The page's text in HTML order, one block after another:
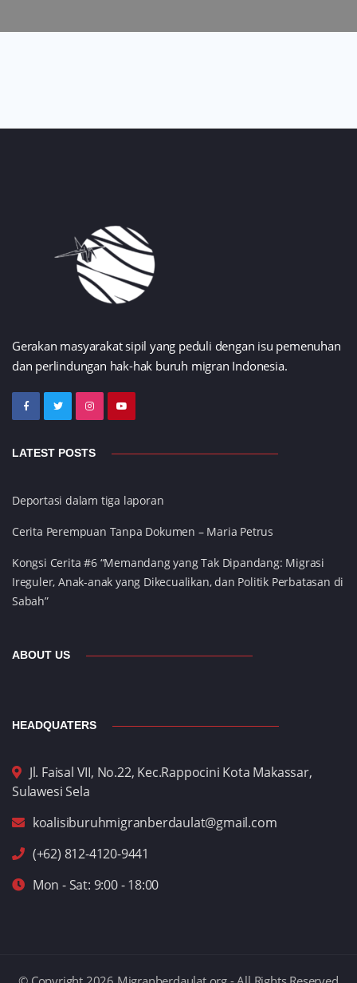
Gerakan masyarakat sipil yang peduli dengan isu pemenuhan
dan perlindungan hak-hak buruh migran Indonesia.
LATEST POSTS
Deportasi dalam tiga laporan
Cerita Perempuan Tanpa Dokumen – Maria Petrus
Kongsi Cerita #6 “Memandang yang Tak Dipandang: Migrasi
Ireguler, Anak-anak yang Dikecualikan, dan Politik Perbatasan di
Sabah”
ABOUT US
HEADQUATERS
Jl. Faisal VII, No.22, Kec.Rappocini Kota Makassar,
Sulawesi Sela
koalisiburuhmigranberdaulat@gmail.com
(+62) 812-4120-9441
Mon - Sat: 9:00 - 18:00